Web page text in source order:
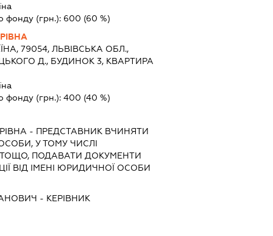
фонду (грн.): 600 (60 %)
79054, ЛЬВІВСЬКА ОБЛ.,
Д., БУДИНОК 3, КВАРТИРА
фонду (грн.):400 (40 %)
- ПРЕДСТАВНИК ВЧИНЯТИ
У ТОМУ ЧИСЛІ
ПОДАВАТИ ДОКУМЕНТИ
ВІД ІМЕНІ ЮРИДИЧНОЇ ОСОБИ
- КЕРІВНИК